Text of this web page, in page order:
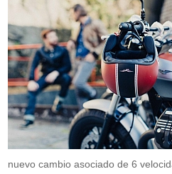
nuevo cambio asociado de 6